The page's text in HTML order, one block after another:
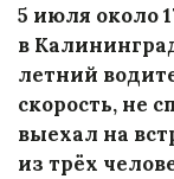
5 июля около
в
летний
скорость, не
выехал на
из трёх